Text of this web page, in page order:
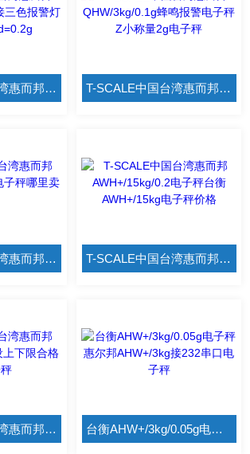
T-SCALE中国台湾惠而邦QHW/6kg/0.2g可接三色报警灯电子秤e=2g/d=0.2g T-SCALE中国台湾惠而邦QHW/3kg/0.1g蜂鸣报警电子秤Z小称量2g电子秤
T-SCALE中国台湾惠而邦AWH+/30kg/0.5g电子秤哪里卖维修 T-SCALE中国台湾惠而邦AWH+/15kg/0.2电子秤台衡AWH+/15kg电子秤价格
T-SCALE中国台湾惠而邦AWH+/6kg/0.1可设上下限合格报警电子秤 台衡AHW+/3kg/0.05g电子秤 惠尔邦AHW+/3kg接232串口电子秤